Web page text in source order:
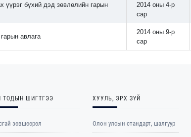
үүрэг бүхий дэд зөвлөлийн гарын
2014 оны 4-р
сар
авлага
2014 оны 9-р
сар
ТОДЫН ШИГТГЭЭ
зөвшөөрөл
ХУУЛЬ, ЭРХ ЗҮЙ
Олон улсын стандарт, шалгуур